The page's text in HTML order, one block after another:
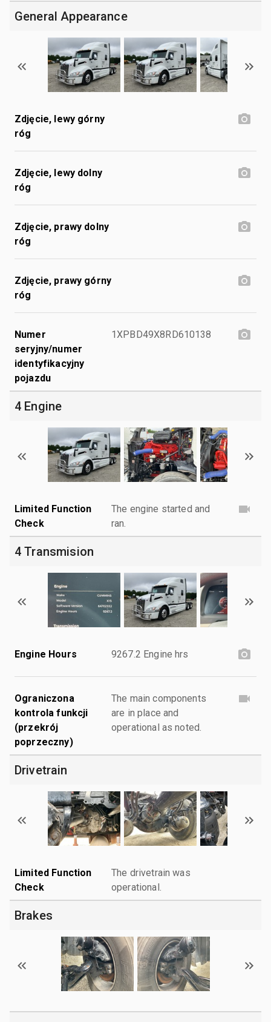
General Appearance
Zdjęcie, lewy górny
róg
Zdjęcie, lewy dolny
róg
Zdjęcie, prawy dolny
róg
Zdjęcie, prawy górny
róg
Numer
seryjny/numer
identyfikacyjny
pojazdu
1XPBD49X8RD610138
4 Engine
Limited Function
Check
The engine started and
ran.
4 Transmision
Engine Hours 9267.2 Engine hrs
Ograniczona
kontrola funkcji
(przekrój
poprzeczny)
The main components
are in place and
operational as noted.
Drivetrain
Limited Function
Check
The drivetrain was
operational.
Brakes